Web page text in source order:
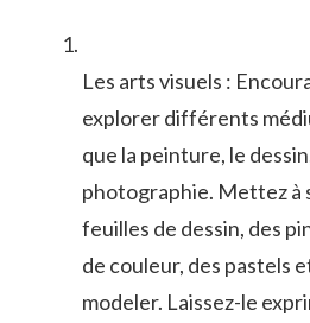
Les arts visuels :​
explorer⁣ différents
que la peinture, le
photographie. Mettez ⁤à⁤
⁢feuilles ​de dessin, des
de couleur, des pastels
modeler. ‍Laissez-le